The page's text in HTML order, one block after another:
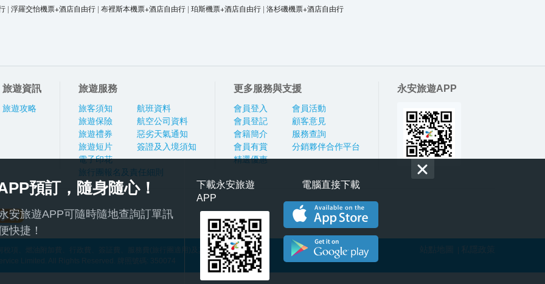
| 浮羅交怡機票+酒店自由行 | 布裡斯本機票+酒店自由行 | 珀斯機票+酒店自由行 | 洛杉磯機票+酒店自由行
旅遊資訊
旅遊攻略
旅遊服務
旅客須知
旅遊保險
旅遊禮券
旅遊短片
電子印花
航班資料
航空公司資料
惡劣天氣通知
簽證及入境須知
旅行團報名及責任細則
更多服務與支援
會員登入
會員登記
會籍簡介
會員有賞
精選優惠
會員活動
顧客意見
服務查詢
分銷夥伴合作平台
永安旅遊APP
項、燃油附加費、行政費、簽証費、服務費(旅行團適用)及其他應繳費用
預訂，隨身隨心！
安旅遊APP可隨時隨地查詢訂單訊
快捷！
下載永安旅遊
APP
電腦直接下載